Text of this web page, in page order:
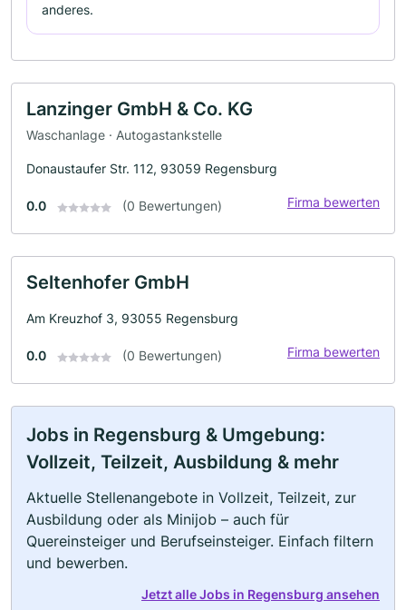
anderes.
Lanzinger GmbH & Co. KG
Waschanlage · Autogastankstelle
Donaustaufer Str. 112, 93059 Regensburg
0.0 (0 Bewertungen) Firma bewerten
Seltenhofer GmbH
Am Kreuzhof 3, 93055 Regensburg
0.0 (0 Bewertungen) Firma bewerten
Jobs in Regensburg & Umgebung:
Vollzeit, Teilzeit, Ausbildung & mehr
Aktuelle Stellenangebote in Vollzeit, Teilzeit, zur
Ausbildung oder als Minijob – auch für
Quereinsteiger und Berufseinsteiger. Einfach filtern
und bewerben.
Jetzt alle Jobs in Regensburg ansehen